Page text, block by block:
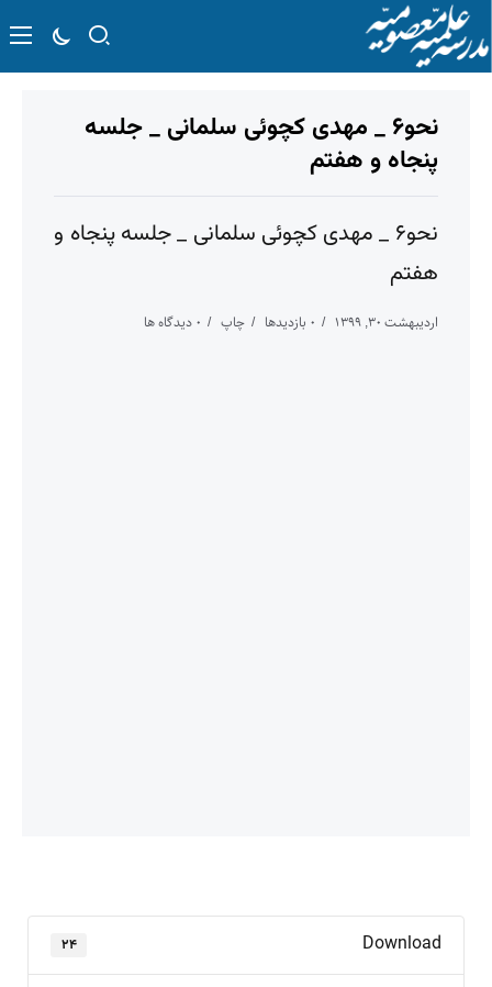
نحو۶ _ مهدی کچوئی سلمانی _ جلسه
پنجاه و هفتم
نحو۶ _ مهدی کچوئی سلمانی _ جلسه پنجاه و
هفتم
اردیبهشت ۳۰, ۱۳۹۹ ۰ بازدیدها چاپ ۰ دیدگاه ها
Download ۲۴